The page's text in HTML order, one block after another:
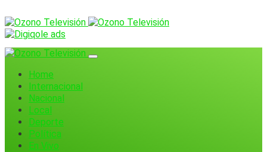
Home
Internacional
Nacional
Local
Deporte
Política
En Vivo